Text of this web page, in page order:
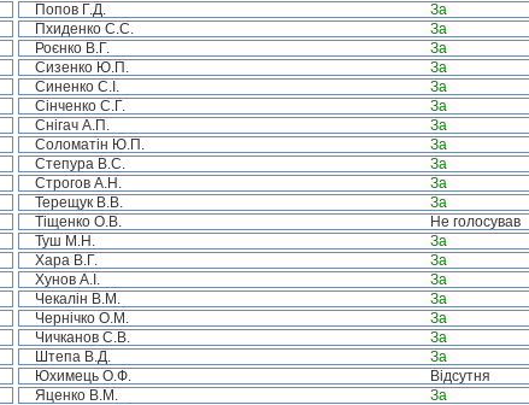
Попов Г.Д.
За
Пхиденко С.С.
За
Роєнко В.Г.
За
Сизенко Ю.П.
За
Синенко С.І.
За
Сінченко С.Г.
За
Снігач А.П.
За
Соломатін Ю.П.
За
Степура В.С.
За
Строгов А.Н.
За
Терещук В.В.
За
Тіщенко О.В.
Не голосував
Туш М.Н.
За
Хара В.Г.
За
Хунов А.І.
За
Чекалін В.М.
За
Чернічко О.М.
За
Чичканов С.В.
За
Штепа В.Д.
За
Юхимець О.Ф.
Відсутня
Яценко В.М.
За